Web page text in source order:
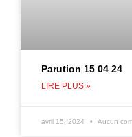
Parution 15 04 24
LIRE PLUS »
avril 15, 2024 Aucun